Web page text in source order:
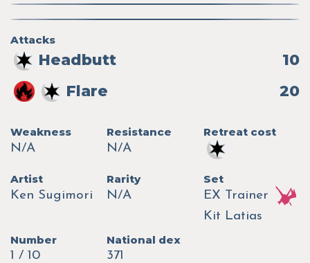
Attacks
Headbutt
10
Flare
20
Weakness
N/A
Resistance
N/A
Retreat cost
Artist
Ken Sugimori
Rarity
N/A
Set
EX Trainer
Kit Latias
Number
1 / 10
National dex
371